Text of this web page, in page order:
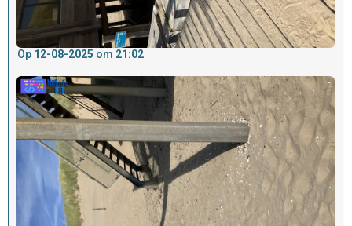
Op 12-08-2025 om 21:02